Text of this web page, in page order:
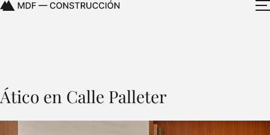
Ático en Calle Palleter